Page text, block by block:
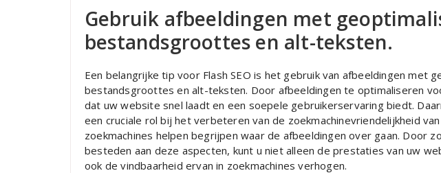
Gebruik afbeeldingen met
bestandsgroottes en alt-teksten.
Een belangrijke tip voor Flash SEO is het gebruik van afbeeldingen met
bestandsgroottes en alt-teksten. Door afbeeldingen te optimaliseren
dat uw website snel laadt en een soepele gebruikerservaring biedt.
een cruciale rol bij het verbeteren van de zoekmachinevriendelijkheid
zoekmachines helpen begrijpen waar de afbeeldingen over gaan. Door
besteden aan deze aspecten, kunt u niet alleen de prestaties van uw
ook de vindbaarheid ervan in zoekmachines verhogen.